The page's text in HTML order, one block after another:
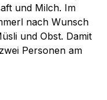
und Milch. Im
nach Wunsch
und Obst. Damit
Personen am